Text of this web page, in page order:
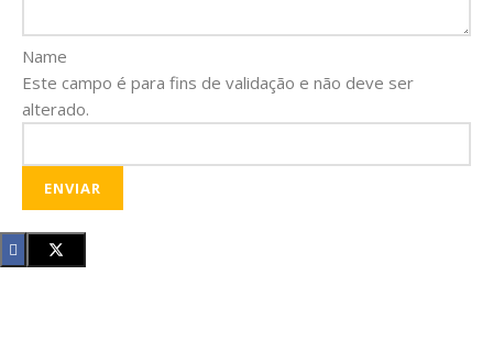
Name
Este campo é para fins de validação e não deve ser
alterado.